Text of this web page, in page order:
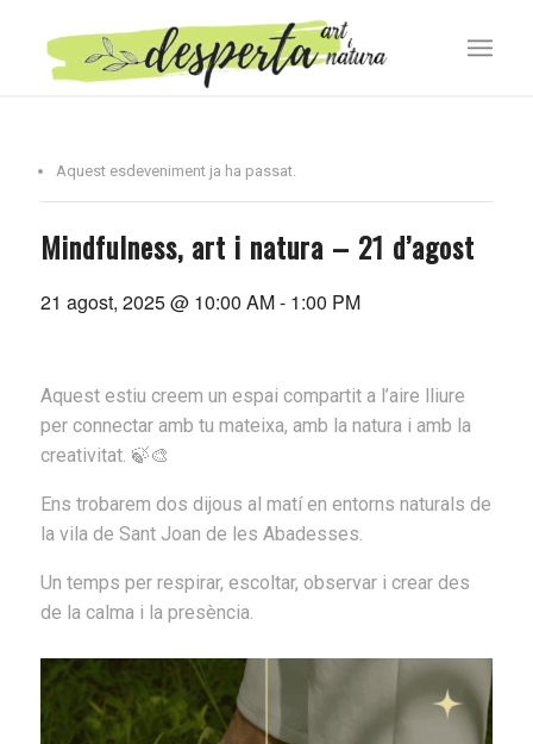
Aquest esdeveniment ja ha passat.
Mindfulness, art i natura – 21 d’agost
21 agost, 2025 @ 10:00 AM- 1:00 PM
Aquest estiu creem un espai compartit a l’aire lliure
per connectar amb tu mateixa, amb la natura i amb la
creativitat. 🍃🎨
Ens trobarem dos dijous al matí en entorns naturals de
la vila de Sant Joan de les Abadesses.
Un temps per respirar, escoltar, observar i crear des
de la calma i la presència.